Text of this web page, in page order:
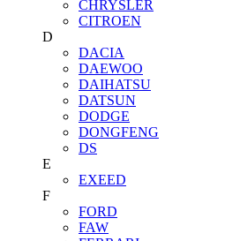
CHRYSLER
CITROEN
D
DACIA
DAEWOO
DAIHATSU
DATSUN
DODGE
DONGFENG
DS
E
EXEED
F
FORD
FAW